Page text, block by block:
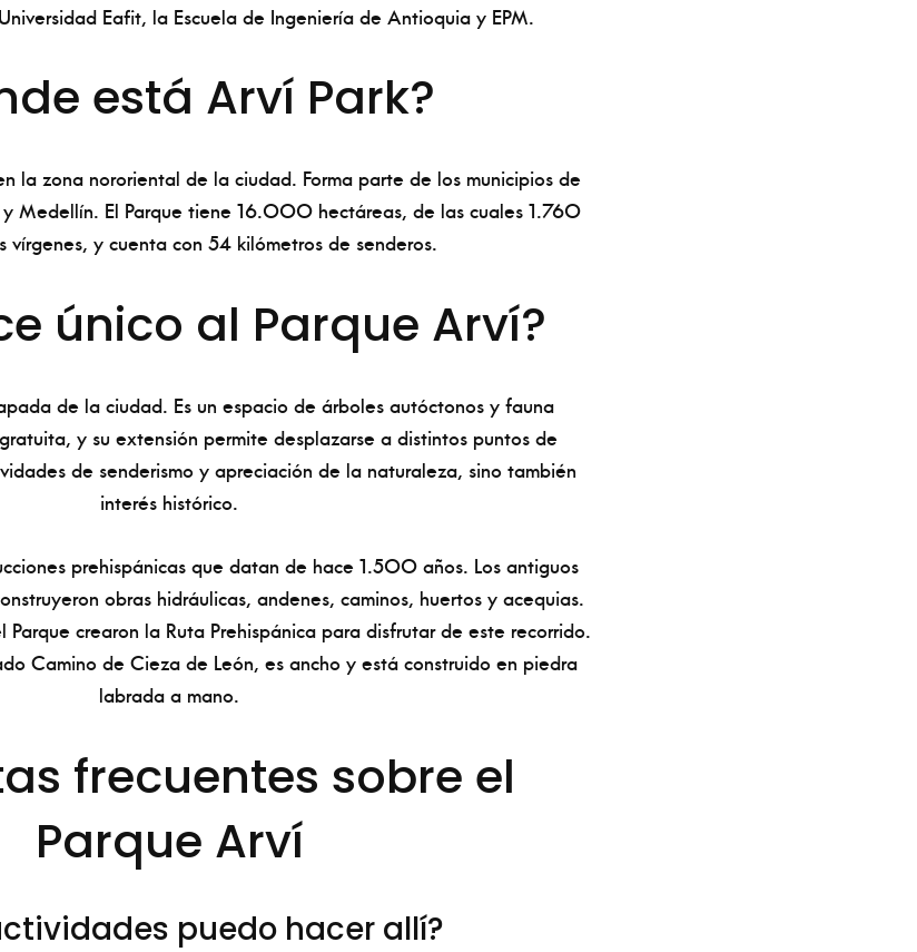
Eafit, la Escuela de Ingeniería de Antioquia y EPM.
está Arví Park?
la zona nororiental de la ciudad. Forma parte de los municipios de
Medellín. El Parque tiene 16.000 hectáreas, de las cuales 1.760
vírgenes, y cuenta con 54 kilómetros de senderos.
único al Parque Arví?
de la ciudad. Es un espacio de árboles autóctonos y fauna
y su extensión permite desplazarse a distintos puntos de
de senderismo y apreciación de la naturaleza, sino también
interés histórico.
prehispánicas que datan de hace 1.500 años. Los antiguos
obras hidráulicas, andenes, caminos, huertos y acequias.
Parque crearon la Ruta Prehispánica para disfrutar de este recorrido.
Camino de Cieza de León, es ancho y está construido en piedra
labrada a mano.
frecuentes sobre el
Parque Arví
puedo hacer allí?